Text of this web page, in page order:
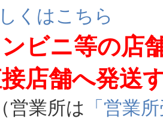
くはこちら
ビニ等の店
店舗へ発送
業所は 「営業